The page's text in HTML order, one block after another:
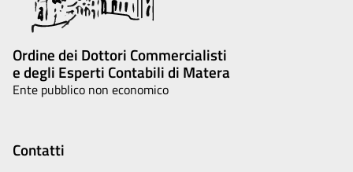
Ordine dei Dottori Commercialisti
e degli Esperti Contabili di Matera
Ente pubblico non economico
Contatti